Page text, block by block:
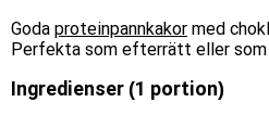
Goda proteinpannkakor med
Perfekta som efterrätt eller
Ingredienser (1 portion)